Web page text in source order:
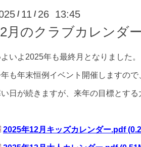
/ 11 / 26 13:45
月のクラブカレンダー
いよ2025年も最終月となりました。
も年末恒例イベント開催しますので
い日が続きますが、来年の目標とす
2025年12月キッズカレンダー.pdf